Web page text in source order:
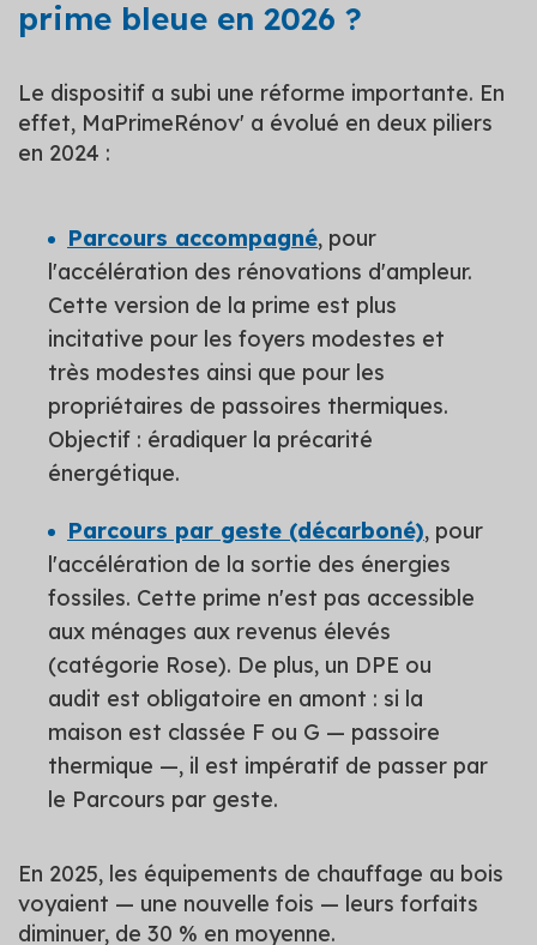
prime bleue en 2026 ?
Le dispositif a subi une réforme importante. En
effet, MaPrimeRénov' a évolué en deux piliers
en 2024 :
Parcours accompagné, pour
l'accélération des rénovations d'ampleur.
Cette version de la prime est plus
incitative pour les foyers modestes et
très modestes ainsi que pour les
propriétaires de passoires thermiques.
Objectif : éradiquer la précarité
énergétique.
Parcours par geste (décarboné), pour
l'accélération de la sortie des énergies
fossiles. Cette prime n'est pas accessible
aux ménages aux revenus élevés
(catégorie Rose). De plus, un DPE ou
audit est obligatoire en amont : si la
maison est classée F ou G — passoire
thermique —, il est impératif de passer par
le Parcours par geste.
En 2025, les équipements de chauffage au bois
voyaient — une nouvelle fois — leurs forfaits
diminuer, de 30 % en moyenne.